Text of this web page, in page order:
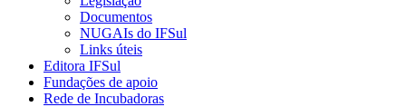
Documentos
NUGAIs do IFSul
Links úteis
Editora IFSul
Fundações de apoio
Rede de Incubadoras